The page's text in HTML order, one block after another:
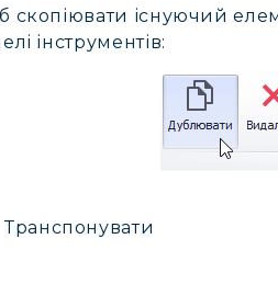
скопіювати існуючий
інструментів:
Транспонувати